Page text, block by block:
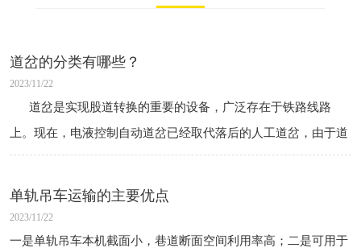
道岔的分类有哪些？
2023/11/22
道岔是实现股道转换的重要的设备，广泛存在于铁路线路
上。现在，电液控制自动道岔已经取代落后的人工道岔，由于道
岔区的接头数量多、曲线复杂，往往是行车安全事故的高发
单轨吊车运输的主要优点
2023/11/22
一是单轨吊车本机截面小，巷道断面空间利用率高；二是可用于